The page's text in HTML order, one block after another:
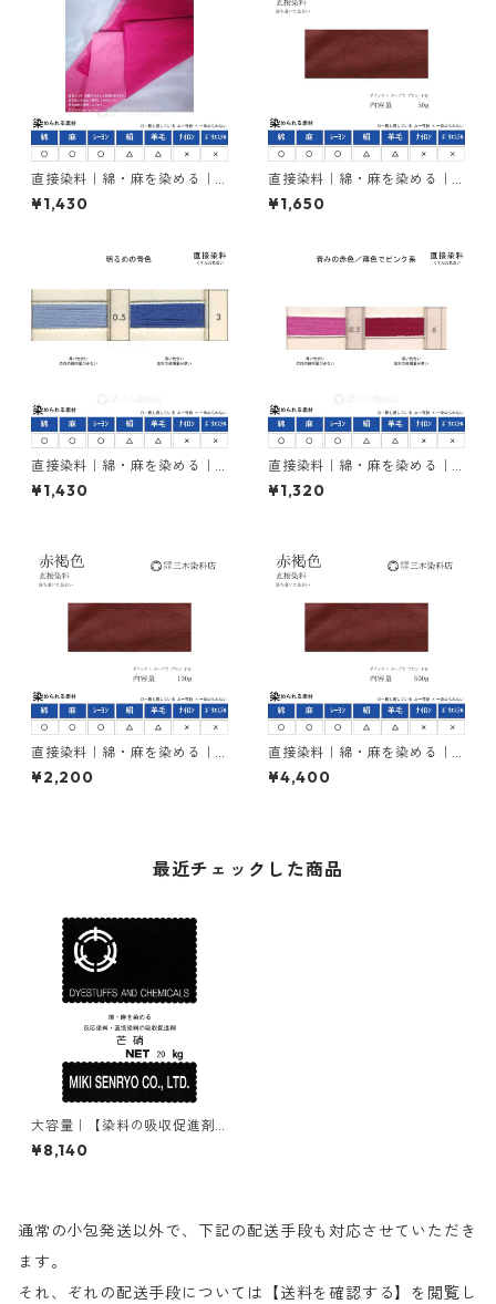
直接染料｜綿・麻を染める｜2
0g｜シリアスレット4B（青み
の赤色）
¥1,430
直接染料｜綿・麻を染める｜5
0g｜ダイレクトスープラブロ
ンFB（赤褐色）
¥1,650
直接染料｜綿・麻を染める｜2
0g｜ダイアゾールライトブル
ーFFB（明るい青色）
¥1,430
直接染料｜綿・麻を染める｜2
0g｜ダイレクトブリリアント
ピンク7B（薄色でピンク系）
¥1,320
直接染料｜綿・麻を染める｜1
00g｜ダイレクトスープラブ
ロンFB（赤褐色）
¥2,200
直接染料｜綿・麻を染める｜5
00g｜ダイレクトスープラブ
ロンFB（赤褐色）
¥4,400
最近チェックした商品
大容量｜【染料の吸収促進剤
（綿・麻用）】｜20kg｜無水
芒硝
¥8,140
通常の小包発送以外で、下記の配送手段も対応させていただき
ます。
それ、ぞれの配送手段については【送料を確認する】を閲覧し